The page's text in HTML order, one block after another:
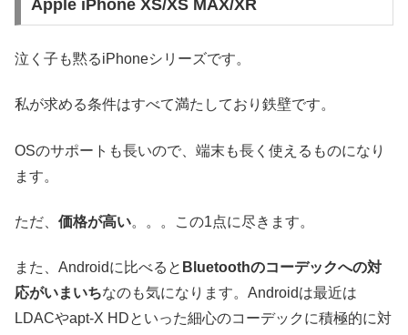
Apple iPhone XS/XS MAX/XR
泣く子も黙るiPhoneシリーズです。
私が求める条件はすべて満たしており鉄壁です。
OSのサポートも長いので、端末も長く使えるものになり
ます。
ただ、 価格が高い。。。この1点に尽きます。
また、Androidに比べると Bluetoothのコーデックへの対
応がいまいちなのも気になります。Androidは最近は
LDACやapt-X HDといった細心のコーデックに積極的に対